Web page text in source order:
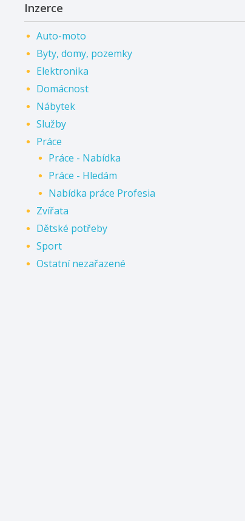
Inzerce
Auto-moto
Byty, domy, pozemky
Elektronika
Domácnost
Nábytek
Služby
Práce
Práce - Nabídka
Práce - Hledám
Nabídka práce Profesia
Zvířata
Dětské potřeby
Sport
Ostatní nezařazené